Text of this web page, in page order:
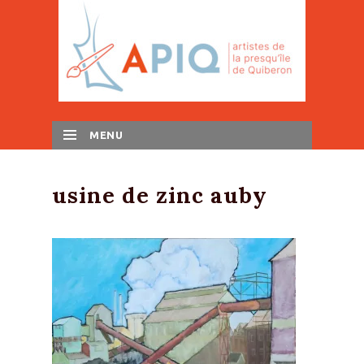
MENU
usine de zinc auby